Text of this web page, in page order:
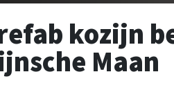
kozijn
Maan